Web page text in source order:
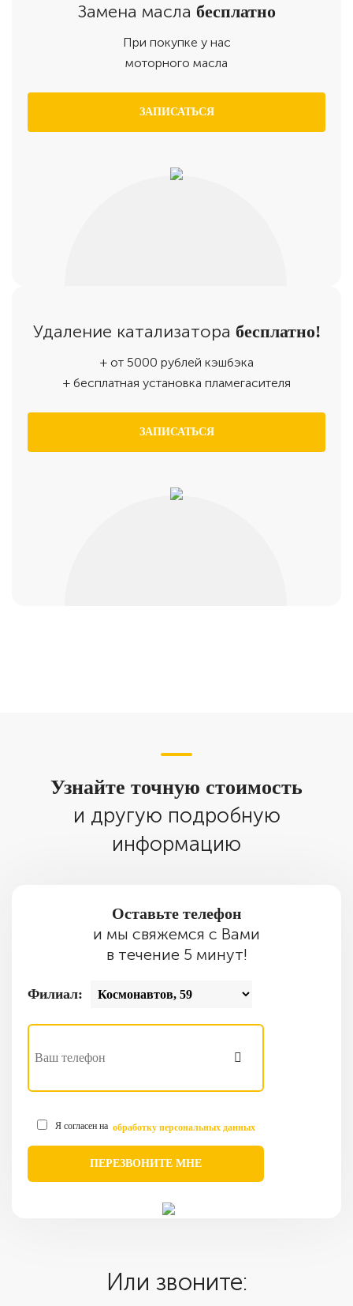
Замена масла бесплатно
При покупке у нас
моторного масла
ЗАПИСАТЬСЯ
Удаление катализатора бесплатно!
+ от 5000 рублей кэшбэка
+ бесплатная установка пламегасителя
ЗАПИСАТЬСЯ
Узнайте точную стоимость
и другую подробную
информацию
Оставьте телефон
и мы свяжемся с Вами
в течение 5 минут!
Филиал:
Я согласен на обработку персональных данных
Или звоните: